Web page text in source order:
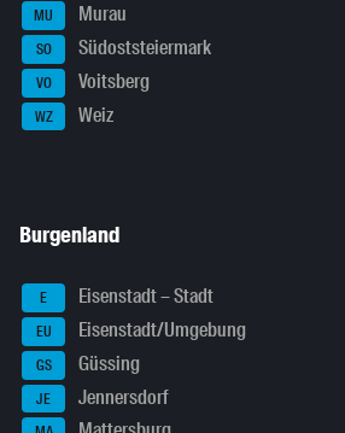
MU Murau
SO Südoststeiermark
VO Voitsberg
WZ Weiz
Burgenland
E Eisenstadt – Stadt
EU Eisenstadt/Umgebung
GS Güssing
JE Jennersdorf